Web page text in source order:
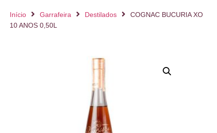
Início Garrafeira Destilados
COGNAC BUCURIA XO
10 ANOS 0,50L